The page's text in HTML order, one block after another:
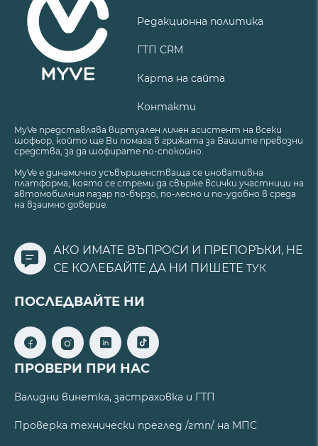
Редакционна политика
ГТП CRM
Карта на сайта
Контакти
MyVe представлява виртуален личен асистент на всеки
шофьор, който ще Ви помага в грижата за Вашите превозни
средства, за да шофирате по-спокойно.
MyVe е динамично усъвършенстваща се иновативна
платформа, която се стреми да свърже всички участници на
автомобилния пазар по-бързо, по-лесно и по-удобно в среда
на взаимно доверие.
АКО ИМАТЕ ВЪПРОСИ И ПРЕПОРЪКИ, НЕ
СЕ КОЛЕБАЙТЕ ДА НИ ПИШЕТЕ ТУК
ПОСЛЕДВАЙТЕ НИ
ПРОВЕРИ ПРИ НАС
Валидни винетка, застраховка и ГТП
Проверка технически преглед /гтп/ на МПС